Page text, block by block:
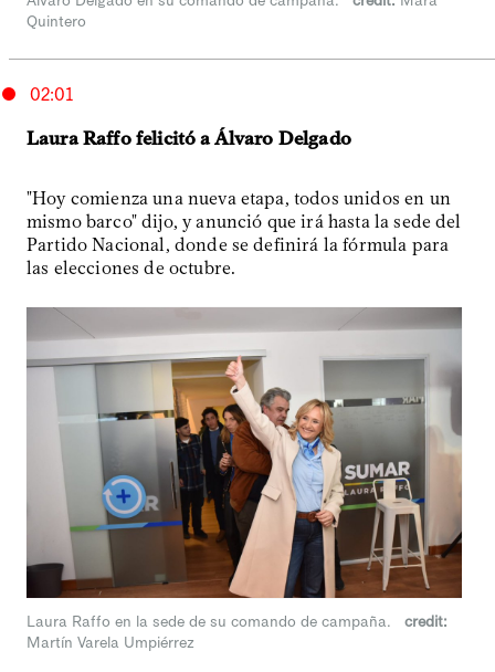
Quintero
02:01
Laura Raffo felicitó a Álvaro Delgado
"Hoy comienza una nueva etapa, todos unidos en un
mismo barco" dijo, y anunció que irá hasta la sede del
Partido Nacional, donde se definirá la fórmula para
las elecciones de octubre.
Laura Raffo en la sede de su comando de campaña.
credit:
Martín Varela Umpiérrez